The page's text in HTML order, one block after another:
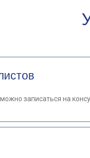
записаться на